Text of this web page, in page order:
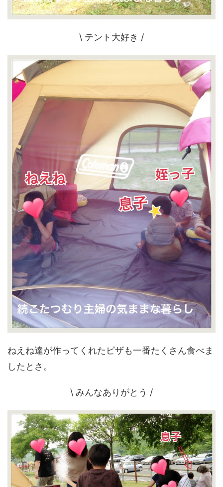
\ テント大好き /
ねえね達が作ってくれたピザも一番たくさん食べま
したとさ。
\ みんなありがとう /